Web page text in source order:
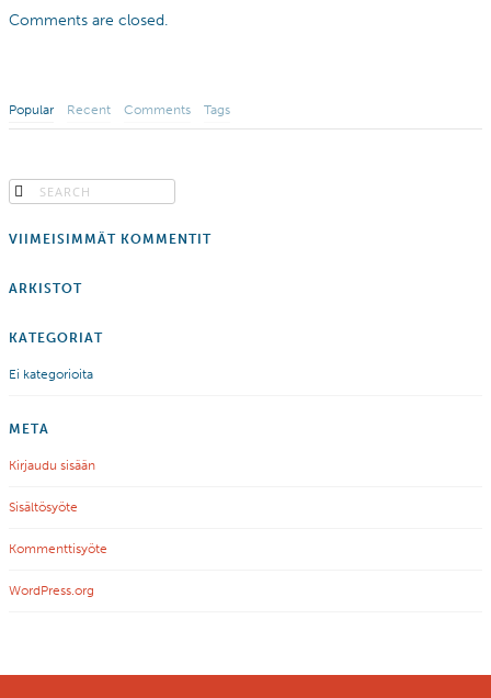
Comments are closed.
Popular Recent Comments Tags
VIIMEISIMMÄT KOMMENTIT
ARKISTOT
KATEGORIAT
Ei kategorioita
META
Kirjaudu sisään
Sisältösyöte
Kommenttisyöte
WordPress.org